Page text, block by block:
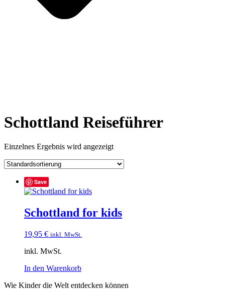
Schottland Reiseführer
Einzelnes Ergebnis wird angezeigt
Save
Schottland for kids
19,95 € inkl. MwSt.
inkl. MwSt.
In den Warenkorb
Wie Kinder die Welt entdecken können